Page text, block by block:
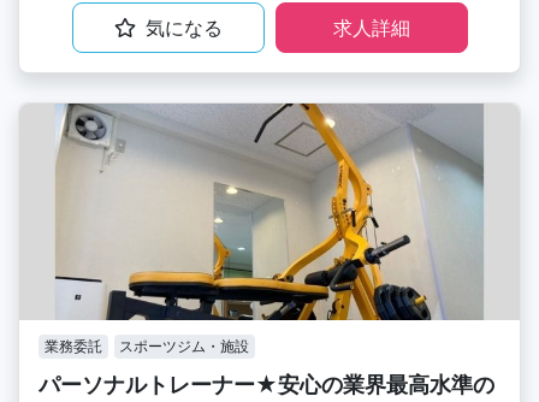
気になる 求人詳細
業務委託 スポーツジム・施設
パーソナルトレーナー★安心の業界最高水準の